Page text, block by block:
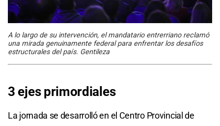
A lo largo de su intervención, el mandatario entrerriano reclamó
una mirada genuinamente federal para enfrentar los desafíos
estructurales del país. Gentileza
3 ejes primordiales
La jornada se desarrolló en el Centro Provincial de